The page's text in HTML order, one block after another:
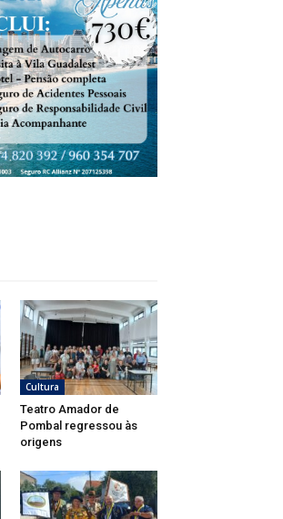
Cultura
Teatro Amador de
Pombal regressou às
origens